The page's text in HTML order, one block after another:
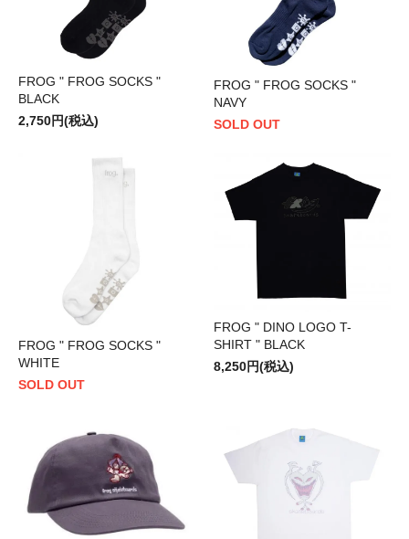
FROG " FROG SOCKS "
BLACK
2,750円(税込)
FROG " FROG SOCKS "
NAVY
SOLD OUT
FROG " FROG SOCKS "
WHITE
SOLD OUT
FROG " DINO LOGO T-
SHIRT " BLACK
8,250円(税込)